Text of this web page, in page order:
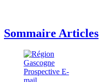
Sommaire Articles